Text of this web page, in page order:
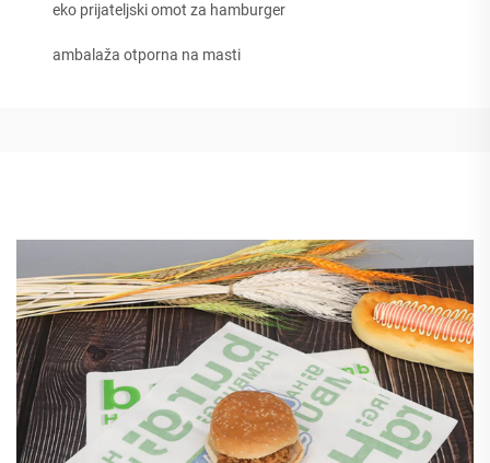
eko prijateljski omot za hamburger
ambalaža otporna na masti